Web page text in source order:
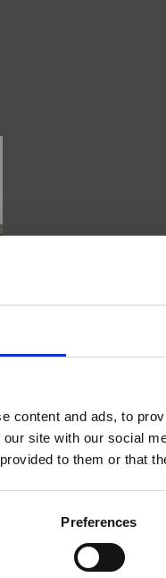
content and ads, to
site with our social
to them or that
Preferences
Would you like